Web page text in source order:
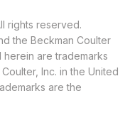
rights reserved.
the Beckman Coulter
are trademarks
Inc. in the United
are the